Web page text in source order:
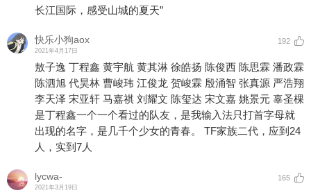
长江国际，感受山城的夏天”
快乐小狗aox
2021年4月17日
192
敖子逸 丁程鑫 黄宇航 黄其淋 徐皓扬 陈俊西 陈思霖 潘政霖
陈泗旭 代昊林 曹峻玮 江俊龙 贺峻霖 殷涌智 张真源 严浩翔
李天泽 宋亚轩 马嘉祺 刘耀文 陈玺达 宋文嘉 姚景元 辜圣棵
是丁程鑫一个一个看过的队友，是我输入法只打首字母就
出现的名字，是几千个少女的青春。 TF家族二代，应到24
人，实到7人
lycwa-
2021年3月19日
165